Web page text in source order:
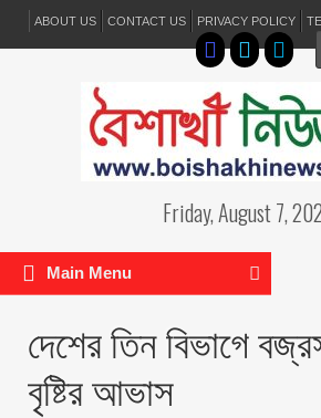
ABOUT US CONTACT US PRIVACY POLICY
Friday, August 7,
Main Menu
দেশের তিন বিভাগে
বৃষ্টির আভাস